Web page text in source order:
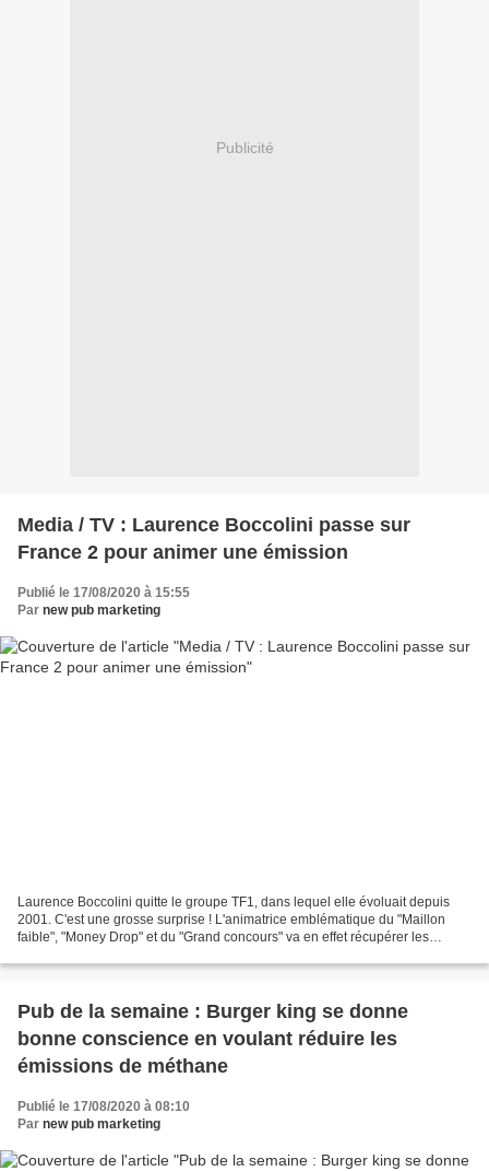
Publicité
Media / TV : Laurence Boccolini passe sur
France 2 pour animer une émission
Publié le 17/08/2020 à 15:55
Par new pub marketing
Laurence Boccolini quitte le groupe TF1, dans lequel elle évoluait depuis
2001. C'est une grosse surprise ! L'animatrice emblématique du "Maillon
faible", "Money Drop" et du "Grand concours" va en effet récupérer les
Pub de la semaine : Burger king se donne
bonne conscience en voulant réduire les
émissions de méthane
Publié le 17/08/2020 à 08:10
Par new pub marketing